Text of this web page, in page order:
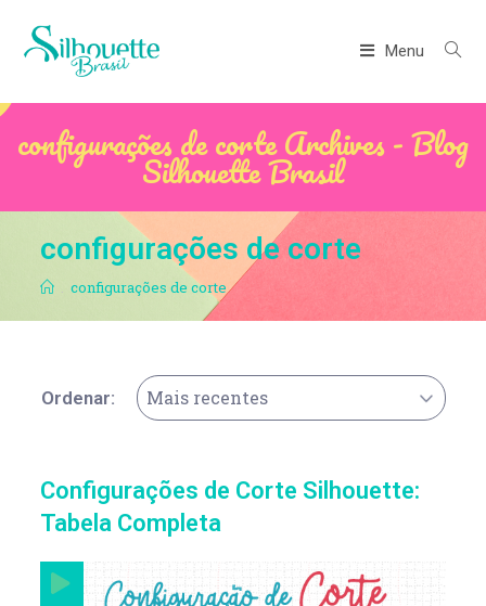
Menu
configurações de corte Archives - Blog
Silhouette Brasil
configurações de corte
. configurações de corte
Ordenar: Mais recentes
Configurações de Corte Silhouette:
Tabela Completa